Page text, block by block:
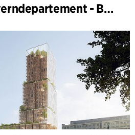
Det tyske miljøverndepartement - BMUKN